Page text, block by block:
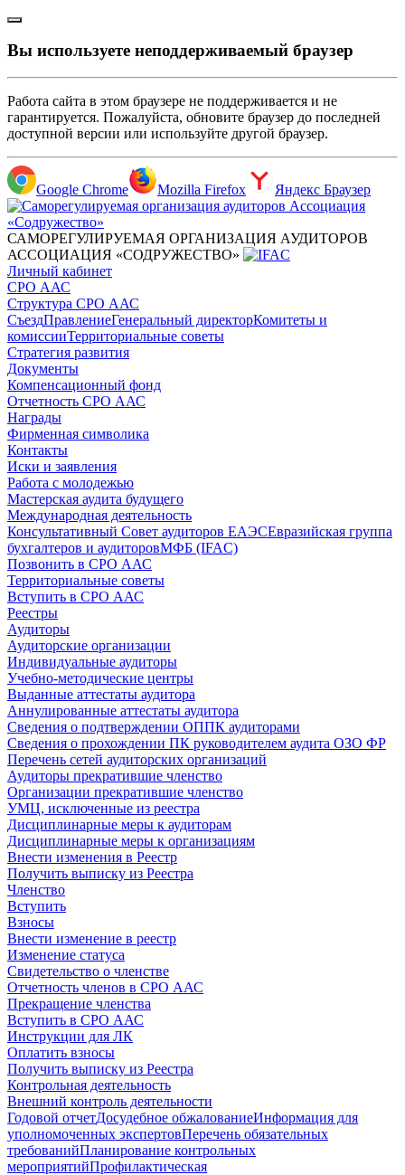
Вы используете неподдерживаемый браузер
Работа сайта в этом браузере не поддерживается и не
гарантируется. Пожалуйста, обновите браузер до последней
доступной версии или используйте другой браузер.
Google Chrome Mozilla Firefox Яндекс Браузер
САМОРЕГУЛИРУЕМАЯ ОРГАНИЗАЦИЯ АУДИТОРОВ
АССОЦИАЦИЯ «СОДРУЖЕСТВО»
Личный кабинет
СРО ААС
Структура СРО ААС
СъездПравлениеГенеральный директорКомитеты и
комиссииТерриториальные советы
Стратегия развития
Документы
Компенсационный фонд
Отчетность СРО ААС
Награды
Фирменная символика
Контакты
Иски и заявления
Работа с молодежью
Мастерская аудита будущего
Международная деятельность
Консультативный Совет аудиторов ЕАЭСЕвразийская группа
бухгалтеров и аудиторовМФБ (IFAC)
Позвонить в СРО ААС
Территориальные советы
Вступить в СРО ААС
Реестры
Аудиторы
Аудиторские организации
Индивидуальные аудиторы
Учебно-методические центры
Выданные аттестаты аудитора
Аннулированные аттестаты аудитора
Сведения о подтверждении ОППК аудиторами
Сведения о прохождении ПК руководителем аудита ОЗО ФР
Перечень сетей аудиторских организаций
Аудиторы прекратившие членство
Организации прекратившие членство
УМЦ, исключенные из реестра
Дисциплинарные меры к аудиторам
Дисциплинарные меры к организациям
Внести изменения в Реестр
Получить выписку из Реестра
Членство
Вступить
Взносы
Внести изменение в реестр
Изменение статуса
Свидетельство о членстве
Отчетность членов в СРО ААС
Прекращение членства
Вступить в СРО ААС
Инструкции для ЛК
Оплатить взносы
Получить выписку из Реестра
Контрольная деятельность
Внешний контроль деятельности
Годовой отчетДосудебное обжалованиеИнформация для
уполномоченных экспертовПеречень обязательных
требованийПланирование контрольных
мероприятийПрофилактическая